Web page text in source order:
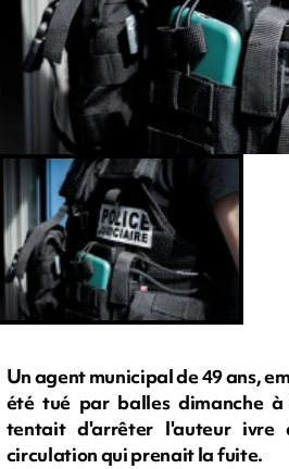
Un agent municipal de 49 ans,
été tué par balles dimanche
tentait d'arrêter l'auteur ivre
circulation qui prenait la fuite.